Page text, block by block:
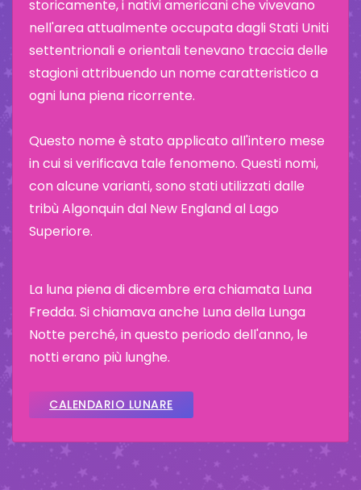
storicamente, i nativi americani che vivevano
nell'area attualmente occupata dagli Stati Uniti
settentrionali e orientali tenevano traccia delle
stagioni attribuendo un nome caratteristico a
ogni luna piena ricorrente.
Questo nome è stato applicato all'intero mese
in cui si verificava tale fenomeno. Questi nomi,
con alcune varianti, sono stati utilizzati dalle
tribù Algonquin dal New England al Lago
Superiore.
La luna piena di dicembre era chiamata Luna
Fredda. Si chiamava anche Luna della Lunga
Notte perché, in questo periodo dell'anno, le
notti erano più lunghe.
CALENDARIO LUNARE